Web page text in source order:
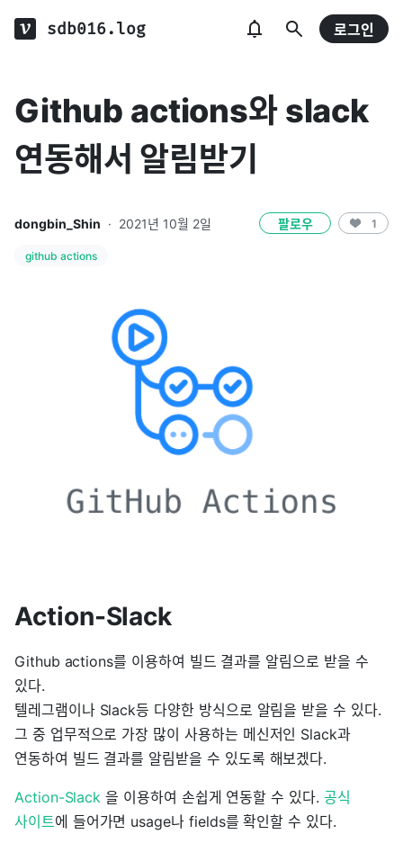
sdb016.log 로그인
Github actions와 slack
연동해서 알림받기
dongbin_Shin · 2021년 10월 2일 팔로우 1
github actions
Action-Slack
Github actions를 이용하여 빌드 결과를 알림으로 받을 수
있다.
텔레그램이나 Slack등 다양한 방식으로 알림을 받을 수 있다.
그 중 업무적으로 가장 많이 사용하는 메신저인 Slack과
연동하여 빌드 결과를 알림받을 수 있도록 해보겠다.
Action-Slack 을 이용하여 손쉽게 연동할 수 있다. 공식
사이트에 들어가면 usage나 fields를 확인할 수 있다.